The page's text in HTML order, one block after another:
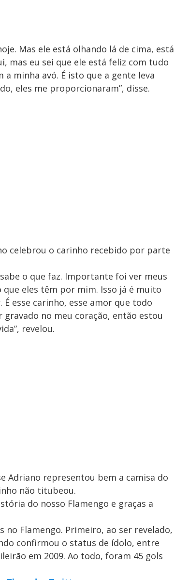
Mas ele está olhando lá de cima, está
mas eu sei que ele está feliz com tudo
minha avó. É isto que a gente leva
eles me proporcionaram”, disse.
celebrou o carinho recebido por parte
o que faz. Importante foi ver meus
eles têm por mim. Isso já é muito
esse carinho, esse amor que todo
no meu coração, então estou
revelou.
Adriano representou bem a camisa do
não titubeou.
do nosso Flamengo e graças a
Flamengo. Primeiro, ao ser revelado,
confirmou o status de ídolo, entre
em 2009. Ao todo, foram 45 gols